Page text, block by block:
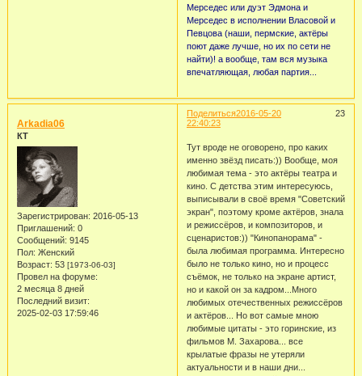
Мерседес или дуэт Эдмона и
Мерседес в исполнении Власовой и
Певцова (наши, пермские, актёры
поют даже лучше, но их по сети не
найти)! а вообще, там вся музыка
впечатляющая, любая партия...
Поделиться 23
2016-05-20
22:40:23
Arkadia06
КТ
Зарегистрирован: 2016-05-13
Приглашений: 0
Сообщений: 9145
Пол: Женский
Возраст: 53 [1973-06-03]
Провел на форуме:
2 месяца 8 дней
Последний визит:
2025-02-03 17:59:46
Тут вроде не оговорено, про каких
именно звёзд писать:)) Вообще, моя
любимая тема - это актёры театра и
кино. С детства этим интересуюсь,
выписывали в своё время "Советский
экран", поэтому кроме актёров, знала
и режиссёров, и композиторов, и
сценаристов:)) "Кинопанорама" -
была любимая программа. Интересно
было не только кино, но и процесс
съёмок, не только на экране артист,
но и какой он за кадром...Много
любимых отечественных режиссёров
и актёров... Но вот самые мною
любимые цитаты - это горинские, из
фильмов М. Захарова... все
крылатые фразы не утеряли
актуальности и в наши дни...